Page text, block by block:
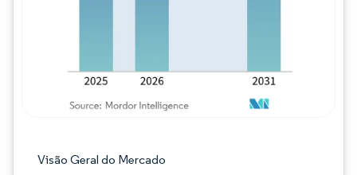
Visão Geral do Mercado